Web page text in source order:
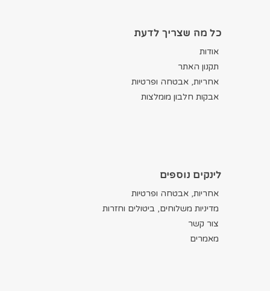
כל מה שצריך לדעת
אודות
תקנון האתר
אחריות, אבטחה ופרטיות
אבקות חלבון מומלצות
לינקים נוספים
אחריות, אבטחה ופרטיות
מדיניות משלוחים, ביטולים וחזרות
צור קשר
מאמרים